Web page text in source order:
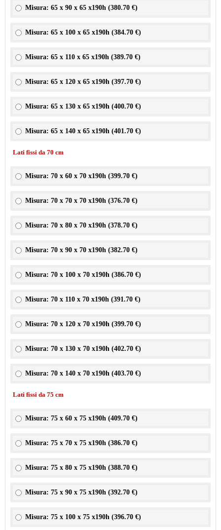
Misura: 65 x 90 x 65 x190h (380.70 €)
Misura: 65 x 100 x 65 x190h (384.70 €)
Misura: 65 x 110 x 65 x190h (389.70 €)
Misura: 65 x 120 x 65 x190h (397.70 €)
Misura: 65 x 130 x 65 x190h (400.70 €)
Misura: 65 x 140 x 65 x190h (401.70 €)
Lati fissi da 70 cm
Misura: 70 x 60 x 70 x190h (399.70 €)
Misura: 70 x 70 x 70 x190h (376.70 €)
Misura: 70 x 80 x 70 x190h (378.70 €)
Misura: 70 x 90 x 70 x190h (382.70 €)
Misura: 70 x 100 x 70 x190h (386.70 €)
Misura: 70 x 110 x 70 x190h (391.70 €)
Misura: 70 x 120 x 70 x190h (399.70 €)
Misura: 70 x 130 x 70 x190h (402.70 €)
Misura: 70 x 140 x 70 x190h (403.70 €)
Lati fissi da 75 cm
Misura: 75 x 60 x 75 x190h (409.70 €)
Misura: 75 x 70 x 75 x190h (386.70 €)
Misura: 75 x 80 x 75 x190h (388.70 €)
Misura: 75 x 90 x 75 x190h (392.70 €)
Misura: 75 x 100 x 75 x190h (396.70 €)